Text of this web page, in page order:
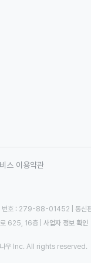
스 이용약관
번호 : 279-88-01452 | 통
로 625, 16층
사업자 정보 확인
우 Inc. All rights reserved.